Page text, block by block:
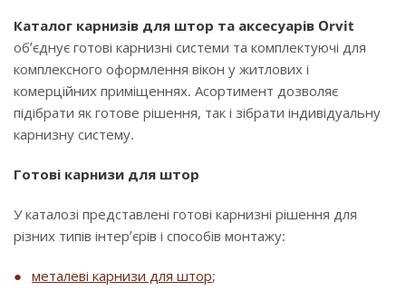
Каталог карнизів для штор та аксесуарів Orvit
об’єднує готові карнизні системи та комплектуючі для
комплексного оформлення вікон у житлових і
комерційних приміщеннях. Асортимент дозволяє
підібрати як готове рішення, так і зібрати індивідуальну
карнизну систему.
Готові карнизи для штор
У каталозі представлені готові карнизні рішення для
різних типів інтер’єрів і способів монтажу:
металеві карнизи для штор;